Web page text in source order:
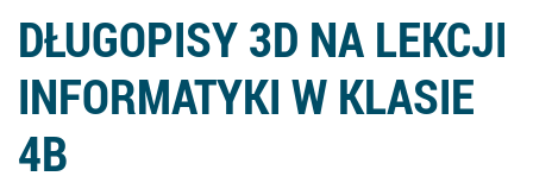
DŁUGOPISY 3D NA LEKCJI
INFORMATYKI W KLASIE
4B